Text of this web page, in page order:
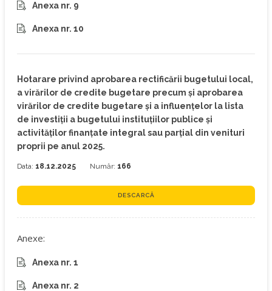
Anexa nr. 9
Anexa nr. 10
Hotarare privind aprobarea rectificării bugetului local,
a virărilor de credite bugetare precum și aprobarea
virărilor de credite bugetare și a influențelor la lista
de investiții a bugetului instituţiilor publice şi
activităţilor finanţate integral sau parţial din venituri
proprii pe anul 2025.
Data: 18.12.2025 Număr: 166
DESCARCĂ
Anexe:
Anexa nr. 1
Anexa nr. 2